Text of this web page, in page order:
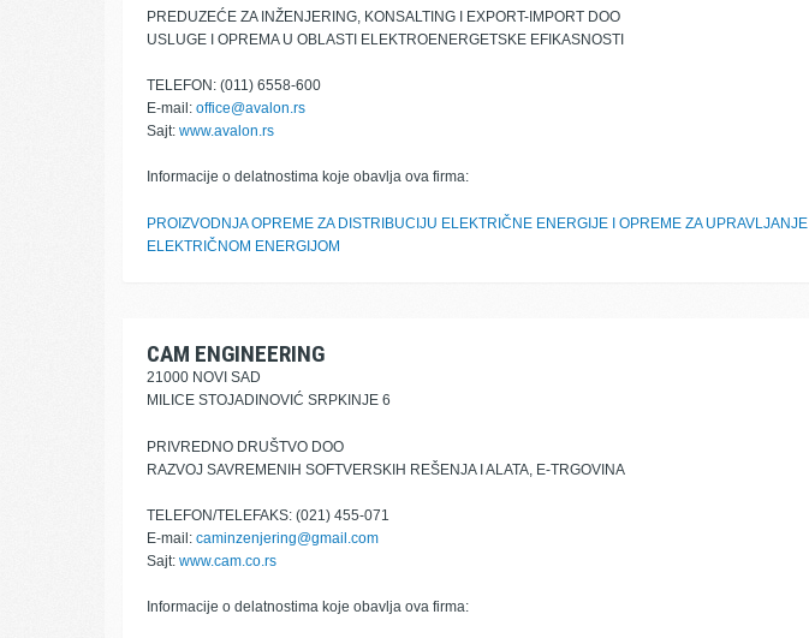
PREDUZEĆE ZA INŽENJERING, KONSALTING I EXPORT-IMPORT DOO
USLUGE I OPREMA U OBLASTI ELEKTROENERGETSKE EFIKASNOSTI
TELEFON: (011) 6558-600
E-mail: office@avalon.rs
Sajt: www.avalon.rs
Informacije o delatnostima koje obavlja ova firma:
PROIZVODNJA OPREME ZA DISTRIBUCIJU ELEKTRIČNE ENERGIJE I OPREME ZA UPRAVLJANJE
ELEKTRIČNOM ENERGIJOM
CAM ENGINEERING
21000 NOVI SAD
MILICE STOJADINOVIĆ SRPKINJE 6
PRIVREDNO DRUŠTVO DOO
RAZVOJ SAVREMENIH SOFTVERSKIH REŠENJA I ALATA, E-TRGOVINA
TELEFON/TELEFAKS: (021) 455-071
E-mail: caminzenjering@gmail.com
Sajt: www.cam.co.rs
Informacije o delatnostima koje obavlja ova firma: